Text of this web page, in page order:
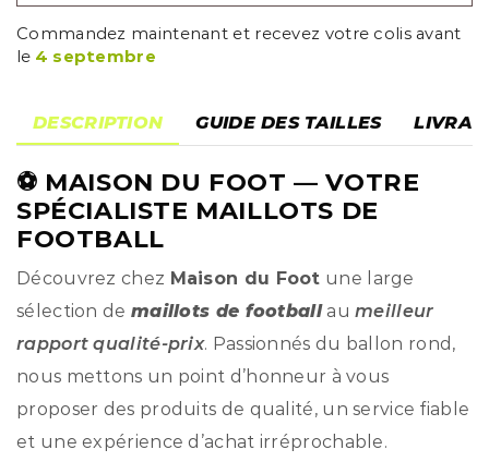
Commandez maintenant et recevez votre colis avant
le 4 septembre
DESCRIPTION GUIDE DES TAILLES
⚽ MAISON DU FOOT — VOTRE
SPÉCIALISTE MAILLOTS DE
FOOTBALL
Découvrez chez Maison du Foot une large
sélection de maillots de footballaumeilleur
rapport qualité-prix. Passionnés du ballon rond,
nous mettons un point d’honneur à vous
proposer des produits de qualité, un service fiable
et une expérience d’achat irréprochable.